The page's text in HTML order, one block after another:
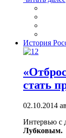
История
стать
02.10.2014
Интервью с
Лубковым.